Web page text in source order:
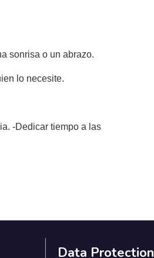
sonrisa o un abrazo.
lo necesite.
-Dedicar tiempo a las
Data Protection